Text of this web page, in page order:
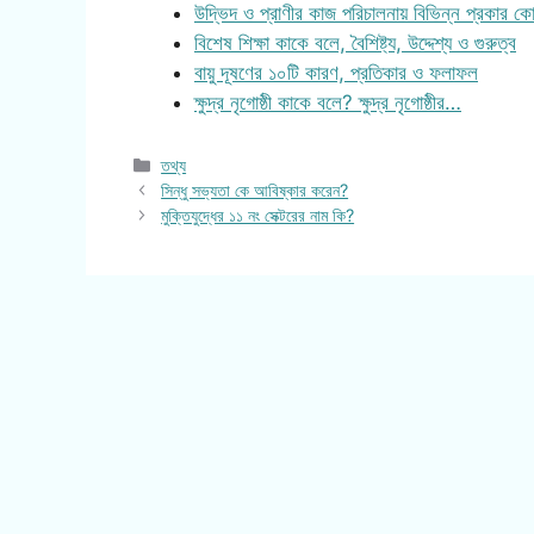
উদ্ভিদ ও প্রাণীর কাজ পরিচালনায় বিভিন্ন প্রকার
বিশেষ শিক্ষা কাকে বলে, বৈশিষ্ট্য, উদ্দেশ্য ও গুরুত্ব
বায়ু দূষণের ১০টি কারণ, প্রতিকার ও ফলাফল
ক্ষুদ্র নৃগোষ্ঠী কাকে বলে? ক্ষুদ্র নৃগোষ্ঠীর…
Categories
তথ্য
সিন্ধু সভ্যতা কে আবিষ্কার করেন?
মুক্তিযুদ্ধের ১১ নং সেক্টরের নাম কি?